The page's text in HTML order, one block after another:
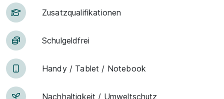
Zu­satz­qua­li­fi­ka­tio­nen
Schulgeld­frei
Han­dy / Tab­let / Note­book
Nachhaltigkeit / Umweltschutz